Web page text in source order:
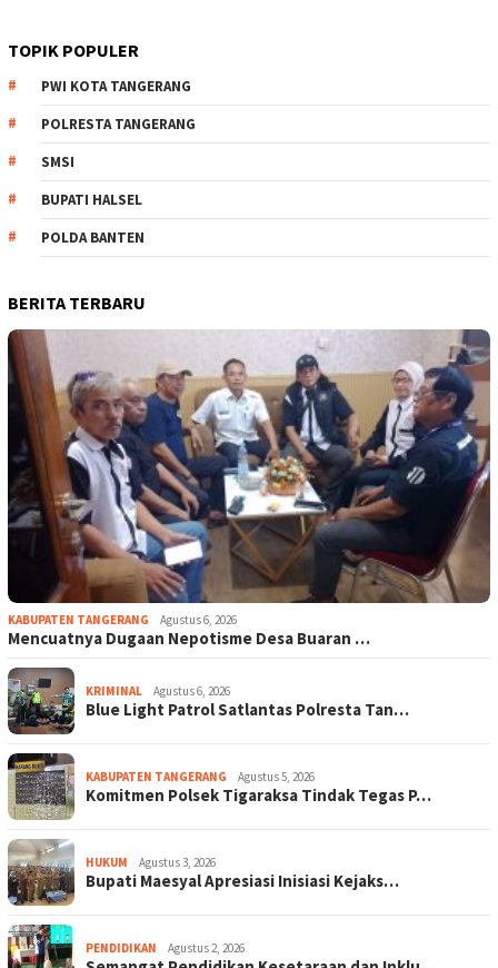
TOPIK POPULER
PWI KOTA TANGERANG
POLRESTA TANGERANG
SMSI
BUPATI HALSEL
POLDA BANTEN
BERITA TERBARU
KABUPATEN TANGERANG Agustus 6, 2026
Mencuatnya Dugaan Nepotisme Desa Buaran …
KRIMINAL Agustus 6, 2026
Blue Light Patrol Satlantas Polresta Tan…
KABUPATEN TANGERANG Agustus 5, 2026
Komitmen Polsek Tigaraksa Tindak Tegas P…
HUKUM Agustus 3, 2026
Bupati Maesyal Apresiasi Inisiasi Kejaks…
PENDIDIKAN Agustus 2, 2026